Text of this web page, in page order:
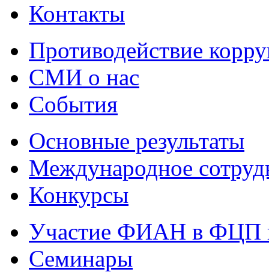
Контакты
Противодействие
СМИ о нас
События
Основные результаты
Международное
Конкурсы
Участие ФИАН в ФЦП
Семинары